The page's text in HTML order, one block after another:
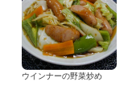
ウインナーの野菜炒め